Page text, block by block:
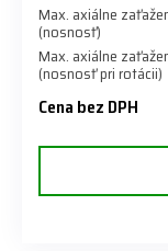
Max. axiálne
(nosnosť)
Max. axiálne
(nosnosť pri rotácii)
Cena bez DPH